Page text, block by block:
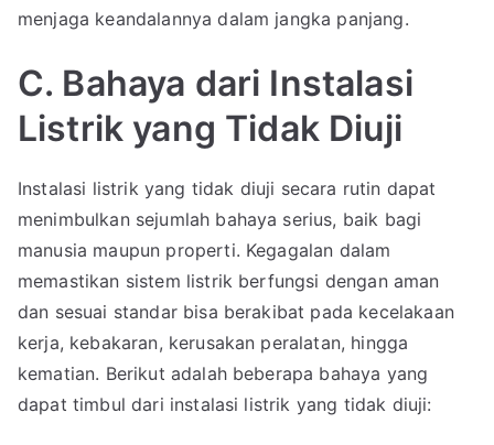
menjaga keandalannya dalam jangka panjang.
C. Bahaya dari Instalasi
Listrik yang Tidak Diuji
Instalasi listrik yang tidak diuji secara rutin dapat
menimbulkan sejumlah bahaya serius, baik bagi
manusia maupun properti. Kegagalan dalam
memastikan sistem listrik berfungsi dengan aman
dan sesuai standar bisa berakibat pada kecelakaan
kerja, kebakaran, kerusakan peralatan, hingga
kematian. Berikut adalah beberapa bahaya yang
dapat timbul dari instalasi listrik yang tidak diuji: